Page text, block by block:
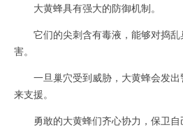
大黄蜂具有强大的防御机制。
它们的尖刺含有毒液，能够对捣乱
害。
一旦巢穴受到威胁，大黄蜂会发出
来支援。
勇敢的大黄蜂们齐心协力，保卫自